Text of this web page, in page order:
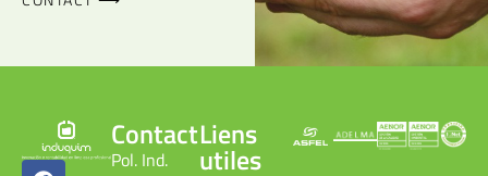
Contact
Pol. Ind.
Liens
utiles